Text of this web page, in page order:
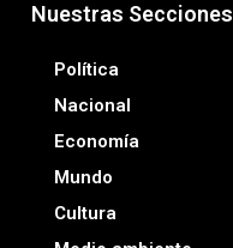
Nuestras Secciones
Política
Nacional
Economía
Mundo
Cultura